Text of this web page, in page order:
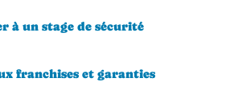
à un stage de sécurité
franchises et garanties